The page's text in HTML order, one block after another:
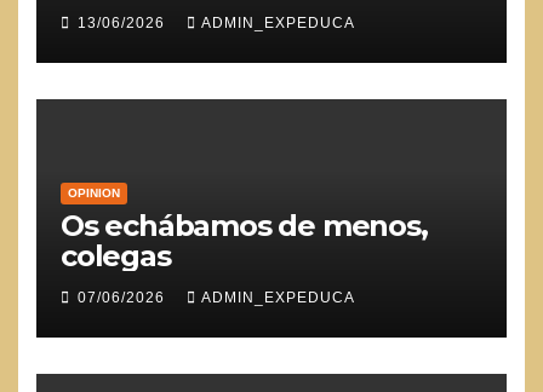
13/06/2026 ADMIN_EXPEDUCA
OPINION
Os echábamos de menos,
colegas
07/06/2026 ADMIN_EXPEDUCA